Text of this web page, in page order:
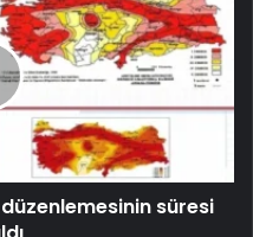
süresi